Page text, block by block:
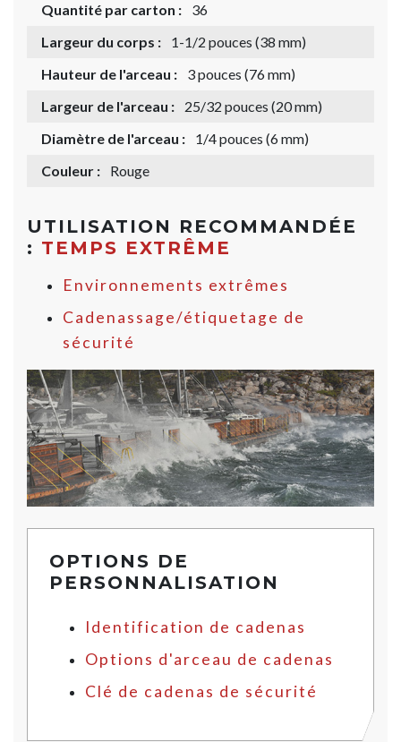
Quantité par carton :
36
Largeur du corps :
1-1/2 pouces (38 mm)
Hauteur de l'arceau :
3 pouces (76 mm)
Largeur de l'arceau :
25/32 pouces (20 mm)
Diamètre de l'arceau :
1/4 pouces (6 mm)
Couleur :
Rouge
UTILISATION RECOMMANDÉE
: TEMPS EXTRÊME
Environnements extrêmes
Cadenassage/étiquetage de
sécurité
OPTIONS DE
PERSONNALISATION
Identification de cadenas
Options d'arceau de cadenas
Clé de cadenas de sécurité